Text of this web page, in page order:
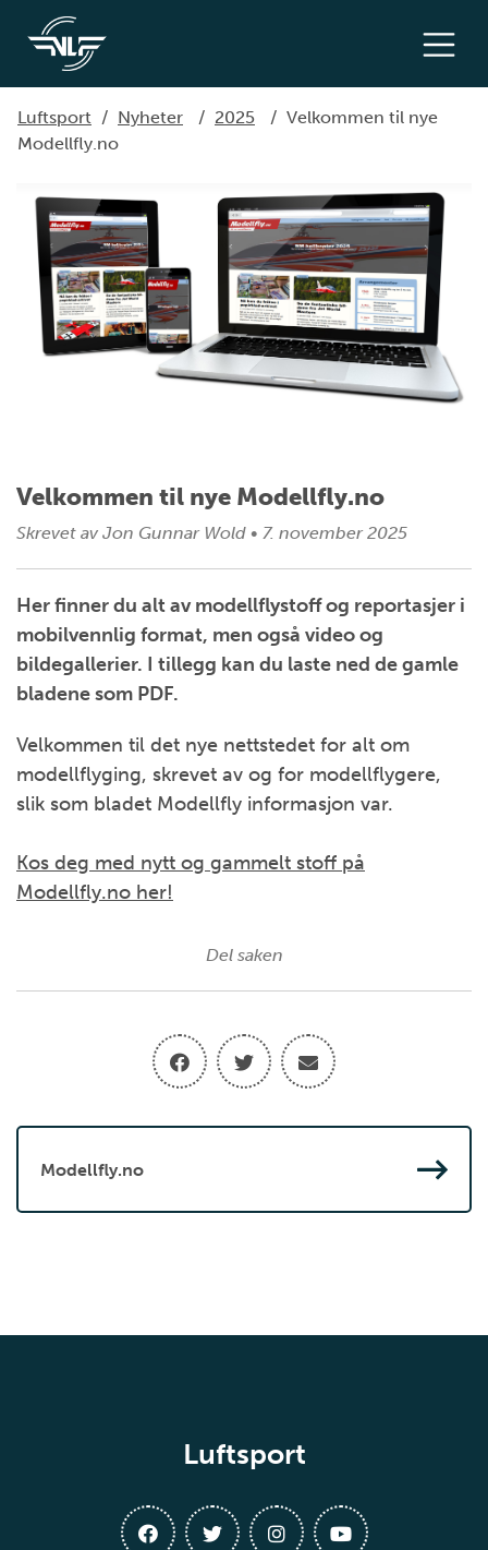
Luftsport / Nyheter / 2025 / Velkommen til nye
Modellfly.no
Velkommen til nye Modellfly.no
Skrevet av Jon Gunnar Wold • 7. november 2025
Her finner du alt av modellflystoff og reportasjer i
mobilvennlig format, men også video og
bildegallerier. I tillegg kan du laste ned de gamle
bladene som PDF.
Velkommen til det nye nettstedet for alt om
modellflyging, skrevet av og for modellflygere,
slik som bladet Modellfly informasjon var.
Kos deg med nytt og gammelt stoff på
Modellfly.no her!
Del saken
Modellfly.no
Luftsport